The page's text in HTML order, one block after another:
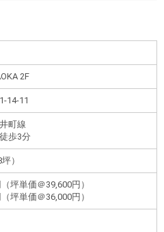
2F
14-11
町線
歩3分
）
（坪単価＠39,600円）
（坪単価＠36,000円）